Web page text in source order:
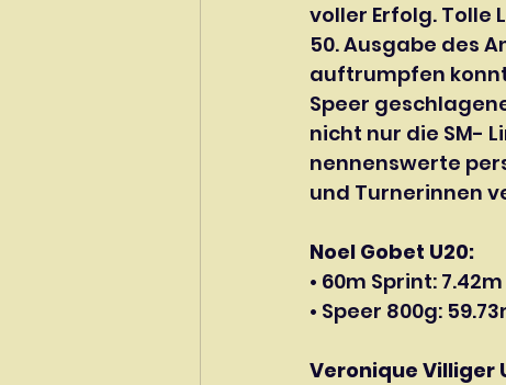
voller Erfolg. Tolle
50. Ausgabe des
auftrumpfen
Speer
nicht nur die SM-
nennenswerte
und Turnerinnen
Noel Gobet U20:
• 60m Sprint: 7.42m
• Speer 800g:
Veronique Villiger